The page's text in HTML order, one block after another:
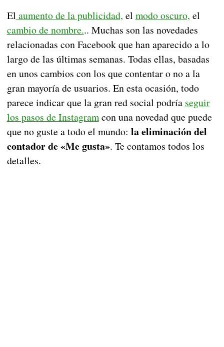
El aumento de la publicidad, el modo oscuro, el
cambio de nombre... Muchas son las novedades
relacionadas con Facebook que han aparecido a lo
largo de las últimas semanas. Todas ellas, basadas
en unos cambios con los que contentar o no a la
gran mayoría de usuarios. En esta ocasión, todo
parece indicar que la gran red social podría seguir
los pasos de Instagramcon una novedad que puede
que no guste a todo el mundo: la eliminación del
contador de «Me gusta». Te contamos todos los
detalles.